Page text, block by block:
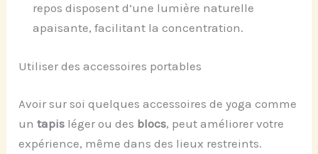
repos disposent d’une lumière naturelle
apaisante, facilitant la concentration.
Utiliser des accessoires portables
Avoir sur soi quelques accessoires de yoga comme
untapis léger ou des blocs, peut améliorer votre
expérience, même dans des lieux restreints.